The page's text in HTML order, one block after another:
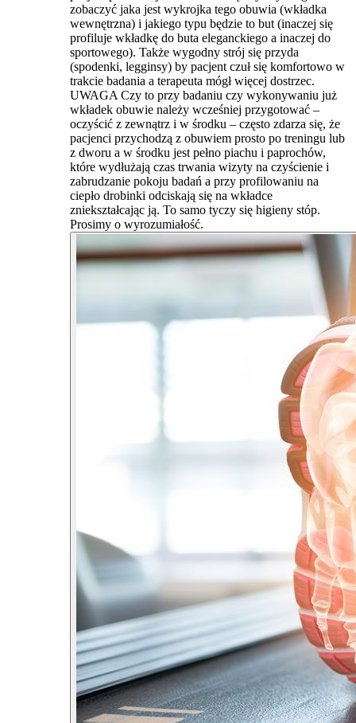
zobaczyć jaka jest wykrojka tego obuwia (wkładka
wewnętrzna) i jakiego typu będzie to but (inaczej się
profiluje wkładkę do buta eleganckiego a inaczej do
sportowego). Także wygodny strój się przyda
(spodenki, legginsy) by pacjent czuł się komfortowo w
trakcie badania a terapeuta mógł więcej dostrzec.
UWAGA Czy to przy badaniu czy wykonywaniu już
wkładek obuwie należy wcześniej przygotować –
oczyścić z zewnątrz i w środku – często zdarza się, że
pacjenci przychodzą z obuwiem prosto po treningu lub
z dworu a w środku jest pełno piachu i paprochów,
które wydłużają czas trwania wizyty na czyścienie i
zabrudzanie pokoju badań a przy profilowaniu na
ciepło drobinki odciskają się na wkładce
zniekształcając ją. To samo tyczy się higieny stóp.
Prosimy o wyrozumiałość.